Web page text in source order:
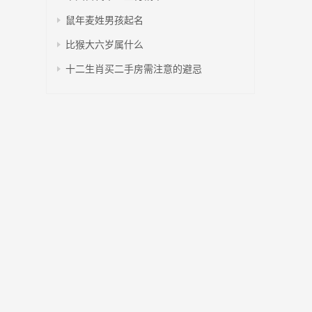
鼠年麦姓男孩起名
比猴大六岁属什么
十二生肖买二手房需注意的避忌